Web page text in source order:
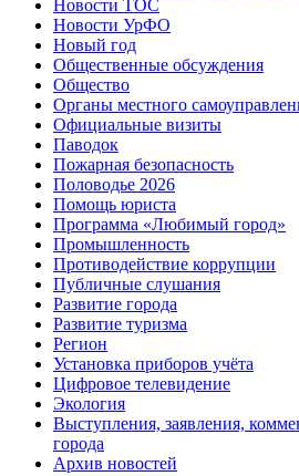
Новости ТОС
Новости УрФО
Новый год
Общественные обсуждения
Общество
Органы местного
Официальные визиты
Паводок
Пожарная безопасность
Половодье 2026
Помощь юриста
Программа «Любимый город»
Промышленность
Противодействие коррупции
Публичные слушания
Развитие города
Развитие туризма
Регион
Установка приборов учёта
Цифровое телевидение
Экология
Выступления, заявления,
города
Архив новостей